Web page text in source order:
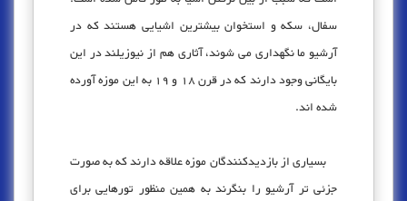
سفال، سکه و استخوان بیشترین اشیایی هستند که در
آرشیو ما نگهداری می شوند، آثاری هم از نیوزیلند در این
بایگانی وجود دارند که در قرن 18 و 19 به این موزه آورده
شده اند.
بسیاری از بازدیدکنندگان موزه علاقه دارند که به صورت
جزئی تر آرشیو را بنگرند به همین منظور تورهایی برای